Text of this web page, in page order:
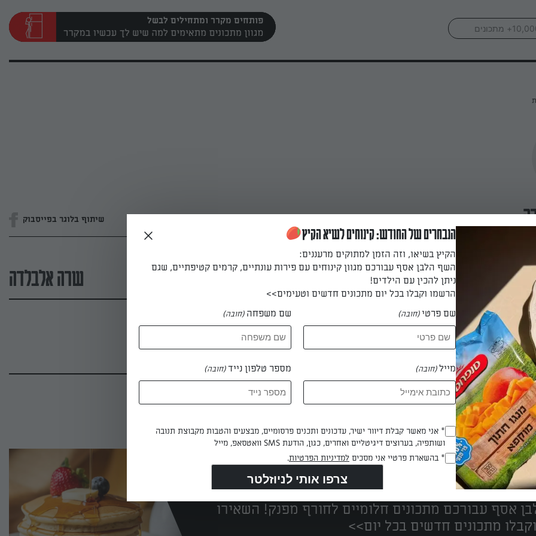
פותחים מקרר ומתחילים לבשל
שיתוף בלוגר בפייסבוק
שרה אלבלדה
שרה אלבלדה
הכי טעימים במקום אחד!
אסף עבורכם מתכונים חלומיים לחורף מפנק! השאירו
מתכונים חדשים בכל יום>>
הנבחרים של החודש: קינוחים לשיא הקיץ
הקיץ בשיאו, וזה הזמן למתוקים מרעננים:
השף הלבן אסף עבורכם מגוון קינוחים עם פירות עונתיים, קרמים קטיפתיים, שגם
ניתן להכין עם הילדים!
הרשמו וקבלו בכל יום מתכונים חדשים וטעימים>>
שם פרטי(חובה) שם משפחה (חובה)
מייל(חובה) מספר טלפון נייד(חובה)
Opt_In
(חובה)
* אני מאשר קבלת דיוור ישיר, עדכונים ותכנים פרסומיים, מבצעים והטבות מקבוצת תנובה
ושותפיה, בערוצים דיגיטליים ואחרים, כגון, הודעת SMS וואטסאפ, מייל
RegulationsApproved
* בהשארת פרטיי אני מסכים למדיניות הפרטיות.